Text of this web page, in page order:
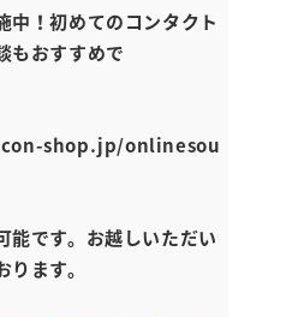
！初めてのコンタクト
もおすすめで
。
shop.jp/onlinesou
です。お越しいただい
ます。